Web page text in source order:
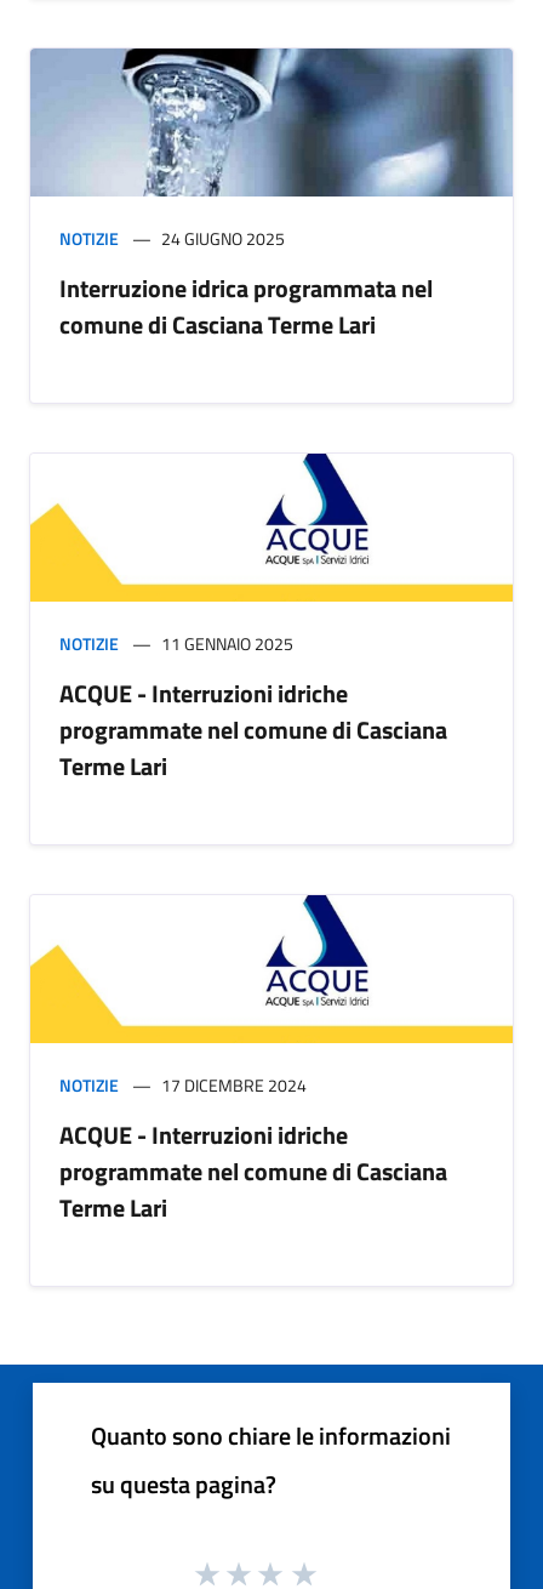
NOTIZIE 24 GIUGNO 2025
Interruzione idrica programmata nel
comune di Casciana Terme Lari
NOTIZIE 11 GENNAIO 2025
ACQUE - Interruzioni idriche
programmate nel comune di Casciana
Terme Lari
NOTIZIE 17 DICEMBRE 2024
ACQUE - Interruzioni idriche
programmate nel comune di Casciana
Terme Lari
Quanto sono chiare le informazioni
su questa pagina?